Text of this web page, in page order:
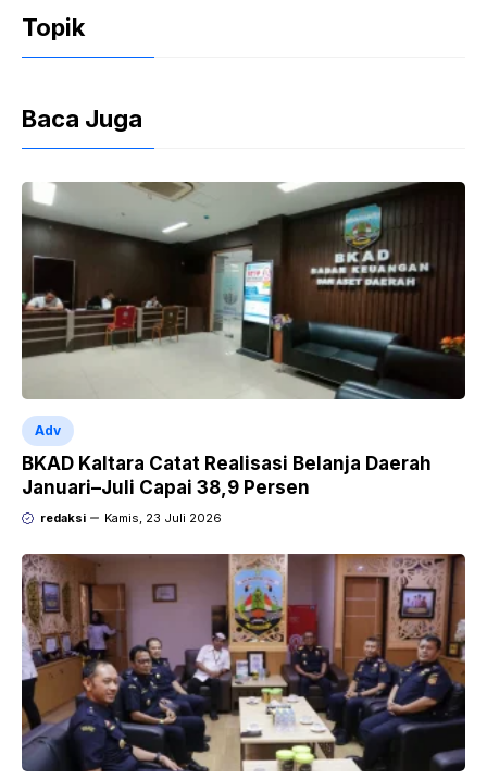
o
k
Topik
Baca Juga
Adv
BKAD Kaltara Catat Realisasi Belanja Daerah
Januari–Juli Capai 38,9 Persen
redaksi Kamis, 23 Juli 2026